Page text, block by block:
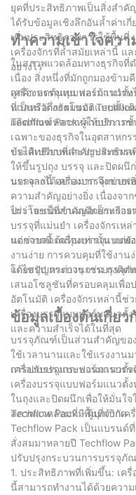
ยุคที่ประสิทธิภาพเป็นสิ่งสำคั
ได้รับข้อมูลเชิงลึกอันล้ำค่าเ
เพิ่มประสิทธิภาพการใช้พื้นที่
เครื่องจักรที่ล้ำสมัยเหล่านี้
อย่างไร
ทำความเข้าใจคว
ในสภาพแวดล้อมทางธุรกิจที่
เนื่อง สิ่งหนึ่งที่มักถูกมองข้า
ลูกค้า ลดต้นทุน และก้าวนำ
ที่เป็นนวัตกรรมของ
เครื่องบรรจุแบบฟอร์มแนวตั้
นวลหรือกึ่งอัตโนมัติแบบดั้งเ
ผลิตภัณฑ์หลากหลายประเภท
Techflow Pack ผู้ให้บริการ
เฉพาะของธุรกิจในอุตสาหก
ประสิทธิภาพและประสิทธิผล
ข้อได้เปรียบที่สำคัญประการ
ให้ขึ้นรูปถุง บรรจุ และปิดผนึ
บรรจุลงได้อย่างมาก จึงช่วย
นอกจากนี้ เครื่องบรรจุแบบฟ
ความสำคัญอย่างยิ่ง เนื่องจ
ไม่ว่าจะเป็นขนมห่อเล็กหรืออ
ประโยชน์ที่สำคัญอีกประการ
บรรจุที่แม่นยำ เครื่องจักรเห
แต่ช่วยลดต้นทุนเท่านั้น แต่ยั
นอกจากนี้ เครื่องบรรจุแบบ
งานง่าย การควบคุมที่ใช้งาน
แก้ไขปัญหาต่างๆ เช่น ถุงติด
โดยสรุป กระบวนการบรรจุ
เสนอโซลูชันที่ครอบคลุมเพื่อ
อัตโนมัติ เครื่องจักรเหล่านี้
เครื่องบรรจุแบบฟอร์มแนวตั้
และความสำเร็จได้ในที่สุด
ข้อมูลเบื้องต้นเกี่ย
บรรจุภัณฑ์เป็นส่วนสำคัญขอ
ใช้เวลานานและใช้แรงงาน
การปรับปรุงกระบวนการบร
เครื่องบรรจุแบบฟอร์มแนวตั้ง
เครื่องบรรจุแบบฟอร์มแนวตั้
ในถุงและปิดผนึกเพื่อให้มั่นใ
สภาพแวดล้อมที่มีพื้นที่จำกัด
Techflow Pack - ผู้บุกเบิกเ
Techflow Pack เป็นแบรน
สั่งสมมาหลายปี Techflow
ปรับปรุงกระบวนการบรรจุภั
1. ประสิทธิภาพที่เพิ่มขึ้น: เค
นี้สามารถทำงานได้ด้วยควา